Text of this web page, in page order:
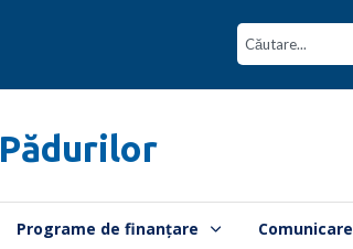
Programe de finanțare Comunicare